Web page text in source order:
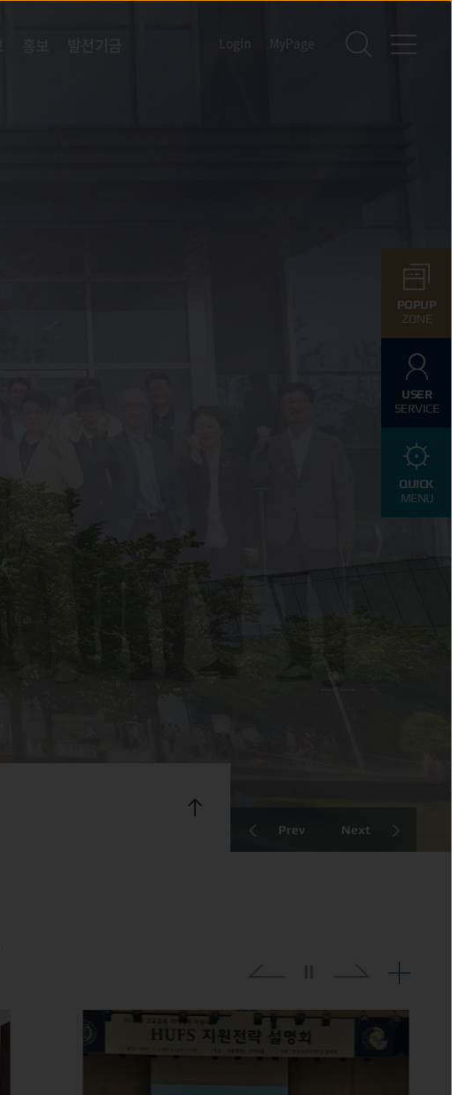
Login MyPage
POPUP
ZONE
USER
SERVICE
QUICK
MENU
Prev Next